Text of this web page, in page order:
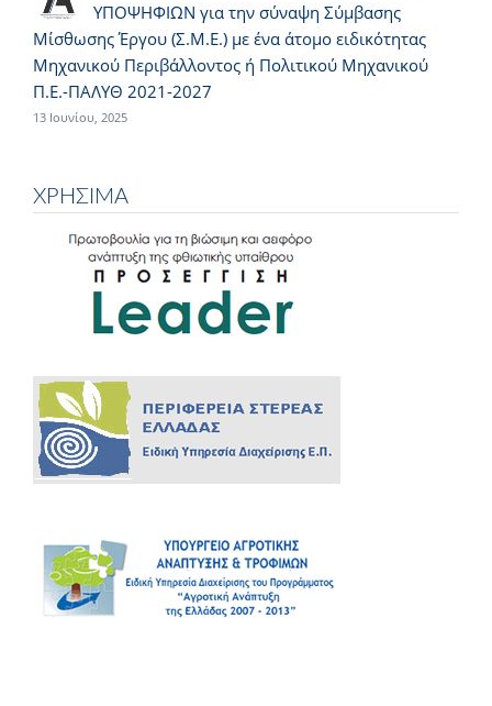
ΥΠΟΨΗΦΙΩΝ για την σύναψη Σύμβασης
Μίσθωσης Έργου (Σ.Μ.Ε.) με ένα άτομο ειδικότητας
Μηχανικού Περιβάλλοντος ή Πολιτικού Μηχανικού
Π.Ε.-ΠΑΛΥΘ 2021-2027
13 Ιουνίου, 2025
ΧΡΗΣΙΜΑ